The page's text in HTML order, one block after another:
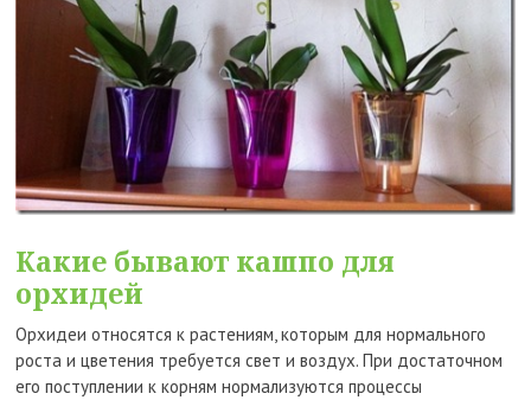
Какие бывают кашпо для
орхидей
Орхидеи относятся к растениям, которым для нормального
роста и цветения требуется свет и воздух. При достаточном
его поступлении к корням нормализуются процессы